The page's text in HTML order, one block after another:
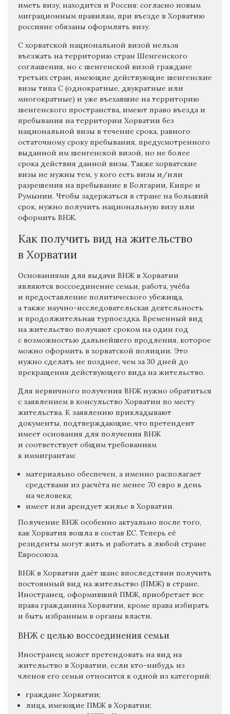
иметь визу, находится и Россия: согласно новым
миграционным правилам, при въезде в Хорватию
россияне обязаны оформлять визу.
С хорватской национальной визой нельзя
въезжать на территорию стран Шенгенского
соглашения, но с шенгенской визой граждане
третьих стран, имеющие действующие шенгенские
визы типа С (однократные, двукратные или
многократные) и уже въехавшие на территорию
шенгенского пространства, имеют право въезда и
пребывания на территории Хорватии без
национальной визы в течение срока, равного
остаточному сроку пребывания, предусмотренного
выданной им шенгенской визой, но не более
срока действия данной визы. Также хорватские
визы не нужны тем, у кого есть визы и/или
разрешения на пребывание в Болгарии, Кипре и
Румынии. Чтобы задержаться в стране на больший
срок, нужно получить национальную визу или
оформить ВНЖ.
Как получить вид на жительство
в Хорватии
Основаниями для выдачи ВНЖ в Хорватии
являются воссоединение семьи, работа, учёба
и предоставление политического убежища,
а также научно-исследовательская деятельность
и продолжительная турпоездка. Временный вид
на жительство получают сроком на один год
с возможностью дальнейшего продления, которое
можно оформить в хорватской полиции. Это
нужно сделать не позднее, чем за 30 дней до
прекращения действующего вида на жительство.
Для первичного получения ВНЖ нужно обратиться
с заявлением в консульство Хорватии по месту
жительства. К заявлению прикладывают
документы, подтверждающие, что претендент
имеет основания для получения ВНЖ
и соответствует общим требованиям
к иммигрантам:
материально обеспечен, а именно располагает
средствами из расчёта не менее 70 евро в день
на человека;
имеет или арендует жилье в Хорватии.
Получение ВНЖ особенно актуально после того,
как Хорватия вошла в состав ЕС. Теперь её
резиденты могут жить и работать в любой стране
Евросоюза.
ВНЖ в Хорватии даёт шанс впоследствии получить
постоянный вид на жительство (ПМЖ) в стране.
Иностранец, оформивший ПМЖ, приобретает все
права гражданина Хорватии, кроме права избирать
и быть избранным в органы власти.
ВНЖ с целью воссоединения семьи
Иностранец может претендовать на вид на
жительство в Хорватии, если кто-нибудь из
членов его семьи относится к одной из категорий:
граждане Хорватии;
лица, имеющие ПМЖ в Хорватии;